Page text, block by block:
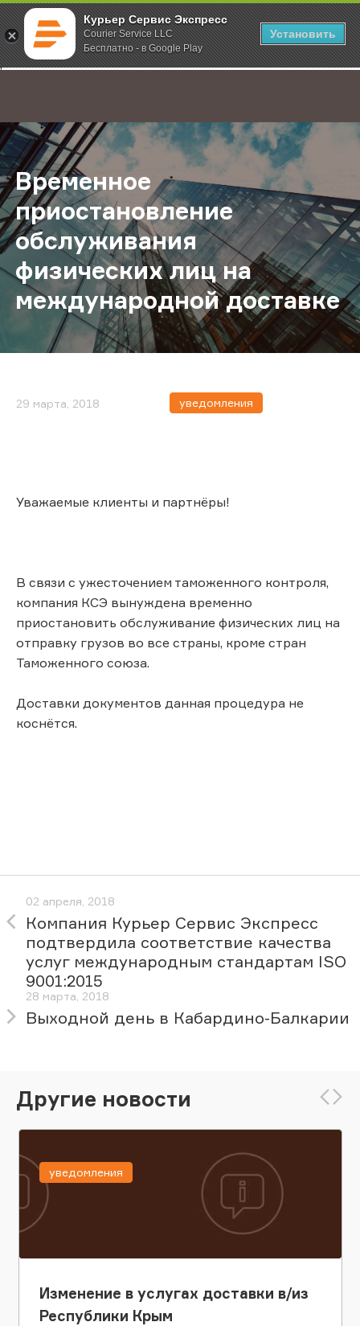
Курьер Сервис Экспресс
Courier Service LLC
Бесплатно - в Google Play
Установить
;
Главная О компании Новости Временное приостановление
Временное
приостановление
обслуживания
физических лиц на
международной доставке
29 марта, 2018 уведомления
Уважаемые клиенты и партнёры!
В связи с ужесточением таможенного контроля,
компания КСЭ вынуждена временно
приостановить обслуживание физических лиц на
отправку грузов во все страны, кроме стран
Таможенного союза.
Доставки документов данная процедура не
коснётся.
02 апреля, 2018
Компания Курьер Сервис Экспресс
подтвердила соответствие качества
услуг международным стандартам ISO
9001:2015
28 марта, 2018
Выходной день в Кабардино-Балкарии
Другие новости
Изменение в услугах доставки в/из
Республики Крым
уведомления